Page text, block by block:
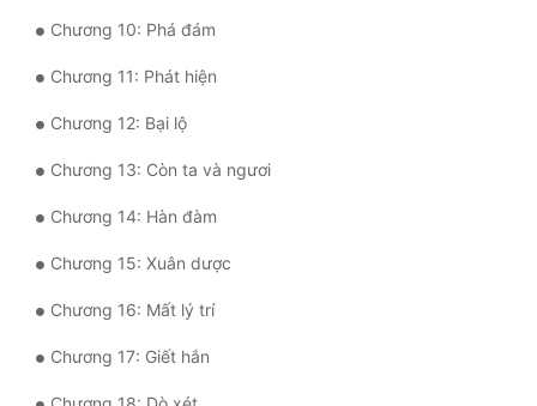
Chương 10: Phá đám
Chương 11: Phát hiện
Chương 12: Bại lộ
Chương 13: Còn ta và ngươi
Chương 14: Hàn đàm
Chương 15: Xuân dược
Chương 16: Mất lý trí
Chương 17: Giết hắn